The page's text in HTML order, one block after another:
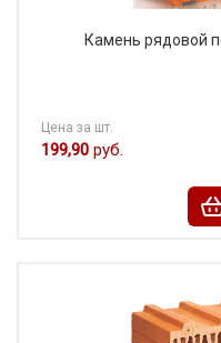
Камень рядовой
Цена за шт.
199,90 руб.